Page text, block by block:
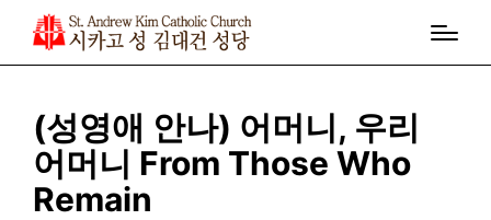
(성영애 안나) 어머니, 우리
어머니 From Those Who
Remain